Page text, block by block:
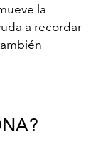
la
a recordar